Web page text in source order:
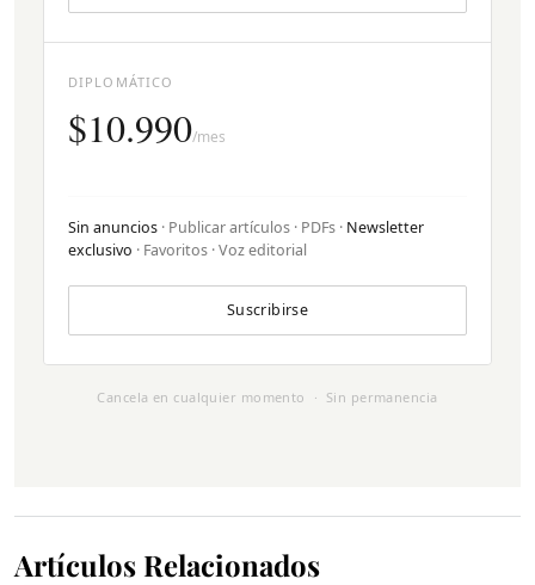
DIPLOMÁTICO
$10.990/mes
Sin anuncios · Publicar artículos · PDFs · Newsletter
exclusivo · Favoritos · Voz editorial
Suscribirse
Cancela en cualquier momento · Sin permanencia
Artículos Relacionados